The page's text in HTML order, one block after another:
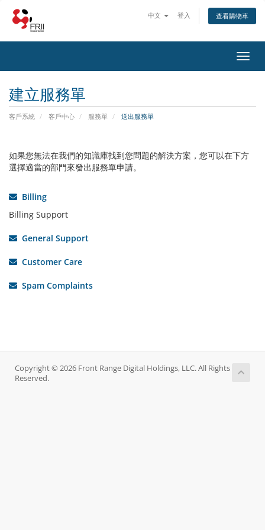
中文 登入 查看購物車
建立服務單
客戶系統 客戶中心 服務單 送出服務單
如果您無法在我們的知識庫找到您問題的解決方案，您可以在下方
選擇適當的部門來發出服務單申請。
Billing
Billing Support
General Support
Customer Care
Spam Complaints
Copyright © 2026 Front Range Digital Holdings, LLC. All Rights
Reserved.